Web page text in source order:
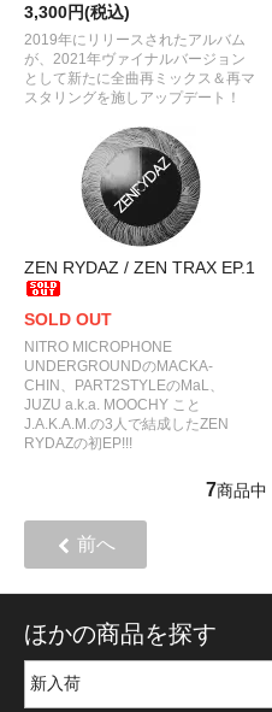
3,300円(税込)
2019年にリリースされたアルバム
が、2021年ヴァイナルバージョン
として新たに全曲再ミックス＆再マ
スタリングを施しアップデート！
ZEN RYDAZ / ZEN TRAX EP.1
SOLD OUT
NITRO MICROPHONE
UNDERGROUNDのMACKA-
CHIN、PART2STYLEのMaL、
JUZU a.k.a. MOOCHY こと
J.A.K.A.M.の3人で結成したZEN
RYDAZの初EP!!!
7商品中
前へ
ほかの商品を探す